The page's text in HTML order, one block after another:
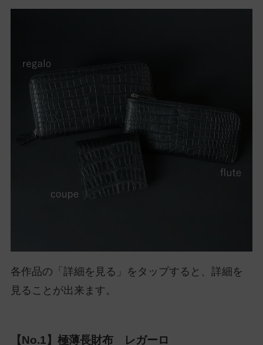
各作品の「詳細を見る」をタップすると、詳細を
見ることが出来ます。
【No.1】極薄長財布 レガーロ